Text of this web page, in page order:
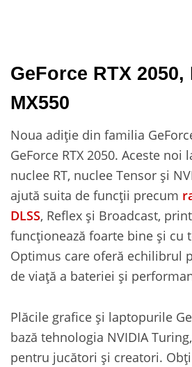
GeForce RTX 2050,
MX550
Noua adiție din familia
GeForce RTX 2050. Aceste
nuclee RT, nuclee Tensor și
ajută suita de funcții precum
DLSS, Reflex și Broadcast,
funcționează foarte bine și cu
Optimus care oferă echilibrul
de viață a bateriei și
Plăcile grafice și laptopurile
bază tehnologia NVIDIA
pentru jucători și creatori.